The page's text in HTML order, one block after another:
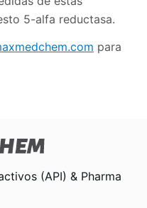
5-alfa reductasa.
para
(API) & Pharma